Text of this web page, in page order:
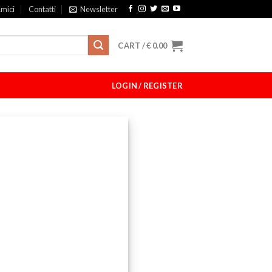
Contatti Newsletter
CART /€ 0.00
LOGIN / REGISTER